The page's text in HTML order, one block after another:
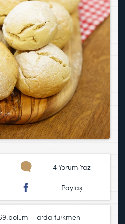
4 Yorum Yaz
Paylaş
arda türkmen